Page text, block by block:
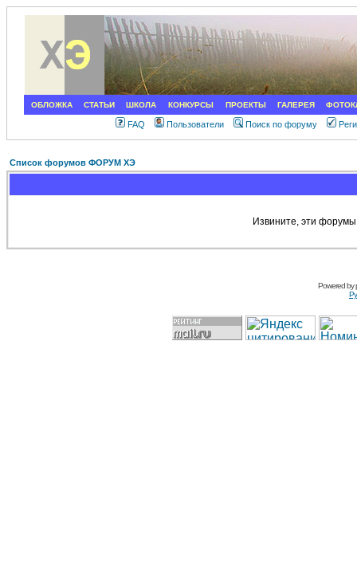
ОБЛОЖКА СТАТЬИ ШКОЛА КОНКУРСЫ ПРОЕКТЫ ГАЛЕРЕЯ
FAQ Пользователи Поиск по форуму
Список форумов ФОРУМ ХЭ
Извините, эти
Powered by